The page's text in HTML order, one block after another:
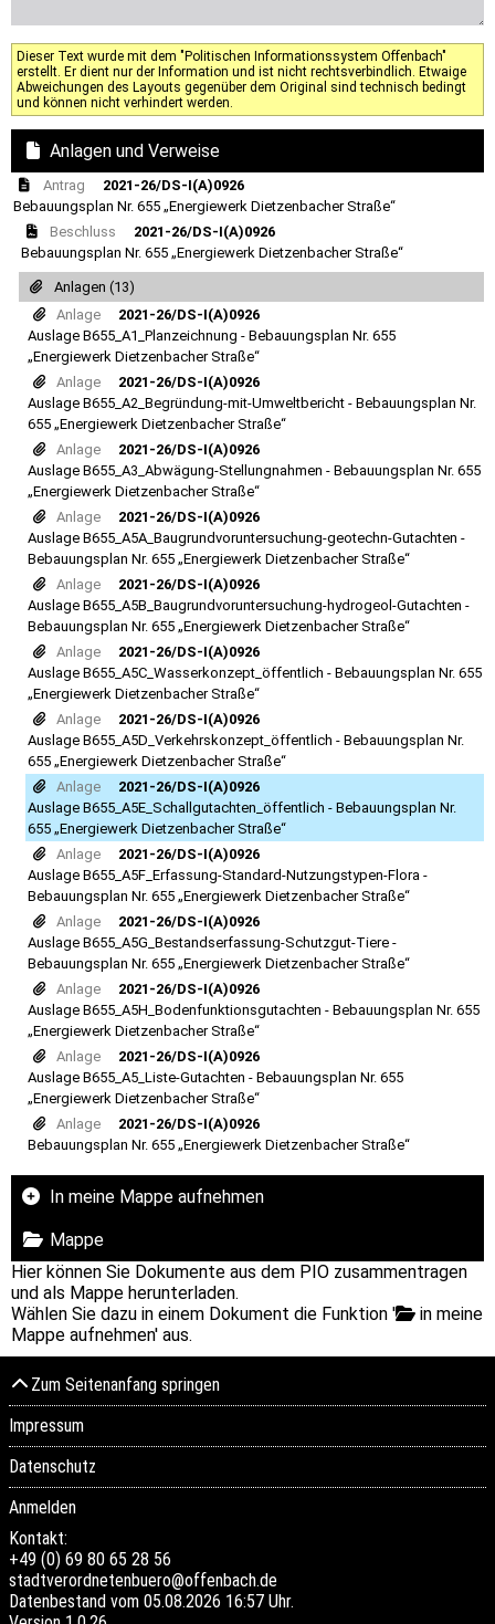
Dieser Text wurde mit dem "Politischen Informationssystem Offenbach"
erstellt. Er dient nur der Information und ist nicht rechtsverbindlich. Etwaige
Abweichungen des Layouts gegenüber dem Original sind technisch bedingt
und können nicht verhindert werden.
Anlagen und Verweise
Antrag
2021-26/DS-I(A)0926
Bebauungsplan Nr. 655 „Energiewerk Dietzenbacher Straße“
Beschluss
2021-26/DS-I(A)0926
Bebauungsplan Nr. 655 „Energiewerk Dietzenbacher Straße“
Anlagen (13)
Anlage
2021-26/DS-I(A)0926
Auslage B655_A1_Planzeichnung - Bebauungsplan Nr. 655
„Energiewerk Dietzenbacher Straße“
Anlage
2021-26/DS-I(A)0926
Auslage B655_A2_Begründung-mit-Umweltbericht - Bebauungsplan Nr.
655 „Energiewerk Dietzenbacher Straße“
Anlage
2021-26/DS-I(A)0926
Auslage B655_A3_Abwägung-Stellungnahmen - Bebauungsplan Nr. 655
„Energiewerk Dietzenbacher Straße“
Anlage
2021-26/DS-I(A)0926
Auslage B655_A5A_Baugrundvoruntersuchung-geotechn-Gutachten -
Bebauungsplan Nr. 655 „Energiewerk Dietzenbacher Straße“
Anlage
2021-26/DS-I(A)0926
Auslage B655_A5B_Baugrundvoruntersuchung-hydrogeol-Gutachten -
Bebauungsplan Nr. 655 „Energiewerk Dietzenbacher Straße“
Anlage
2021-26/DS-I(A)0926
Auslage B655_A5C_Wasserkonzept_öffentlich - Bebauungsplan Nr. 655
„Energiewerk Dietzenbacher Straße“
Anlage
2021-26/DS-I(A)0926
Auslage B655_A5D_Verkehrskonzept_öffentlich - Bebauungsplan Nr.
655 „Energiewerk Dietzenbacher Straße“
Anlage
2021-26/DS-I(A)0926
Auslage B655_A5E_Schallgutachten_öffentlich - Bebauungsplan Nr.
655 „Energiewerk Dietzenbacher Straße“
Anlage
2021-26/DS-I(A)0926
Auslage B655_A5F_Erfassung-Standard-Nutzungstypen-Flora -
Bebauungsplan Nr. 655 „Energiewerk Dietzenbacher Straße“
Anlage
2021-26/DS-I(A)0926
Auslage B655_A5G_Bestandserfassung-Schutzgut-Tiere -
Bebauungsplan Nr. 655 „Energiewerk Dietzenbacher Straße“
Anlage
2021-26/DS-I(A)0926
Auslage B655_A5H_Bodenfunktionsgutachten - Bebauungsplan Nr. 655
„Energiewerk Dietzenbacher Straße“
Anlage
2021-26/DS-I(A)0926
Auslage B655_A5_Liste-Gutachten - Bebauungsplan Nr. 655
„Energiewerk Dietzenbacher Straße“
Anlage
2021-26/DS-I(A)0926
Bebauungsplan Nr. 655 „Energiewerk Dietzenbacher Straße“
In meine Mappe aufnehmen
Mappe
Hier können Sie Dokumente aus dem PIO zusammentragen
und als Mappe herunterladen.
Wählen Sie dazu in einem Dokument die Funktion '
in meine
Mappe aufnehmen' aus.
Zum Seitenanfang springen
Impressum
Datenschutz
Anmelden
Kontakt:
+49 (0) 69 80 65 28 56
stadtverordnetenbuero@offenbach.de
Datenbestand vom 05.08.2026 16:57 Uhr.